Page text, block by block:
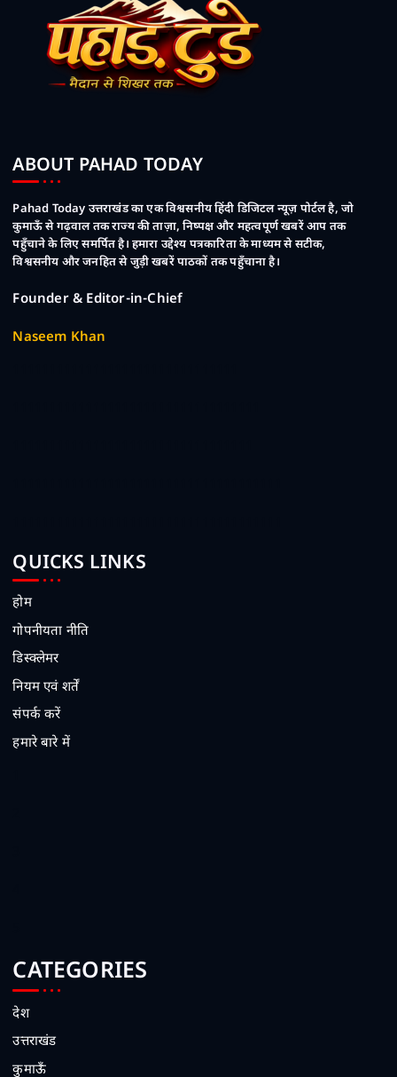
ABOUT PAHAD TODAY
Pahad Today उत्तराखंड का एक विश्वसनीय हिंदी डिजिटल न्यूज़ पोर्टल है, जो
कुमाऊँ से गढ़वाल तक राज्य की ताज़ा, निष्पक्ष और महत्वपूर्ण खबरें आप तक
पहुँचाने के लिए समर्पित है। हमारा उद्देश्य पत्रकारिता के माध्यम से सटीक,
विश्वसनीय और जनहित से जुड़ी खबरें पाठकों तक पहुँचाना है।
Founder & Editor-in-Chief
Naseem Khan
QUICKS LINKS
होम
गोपनीयता नीति
डिस्क्लेमर
नियम एवं शर्तें
संपर्क करें
हमारे बारे में
CATEGORIES
देश
उत्तराखंड
कुमाऊँ